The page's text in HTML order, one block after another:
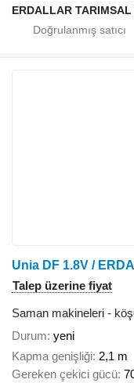
Unia DF 1.8V /
Talep üzerine fiyat
Saman makineleri -
Durum yeni
Kapma genişliği 2,1 m
Gereken çekici gücü